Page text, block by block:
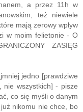
a przez 11h w
też niewiele
mają zerowy wpływ
w moim felietonie - O
ZASIĘG
jedno [prawdziwe
nie wszystkich] - pisze
co się myśli o danym
nikomu nie chce, bo